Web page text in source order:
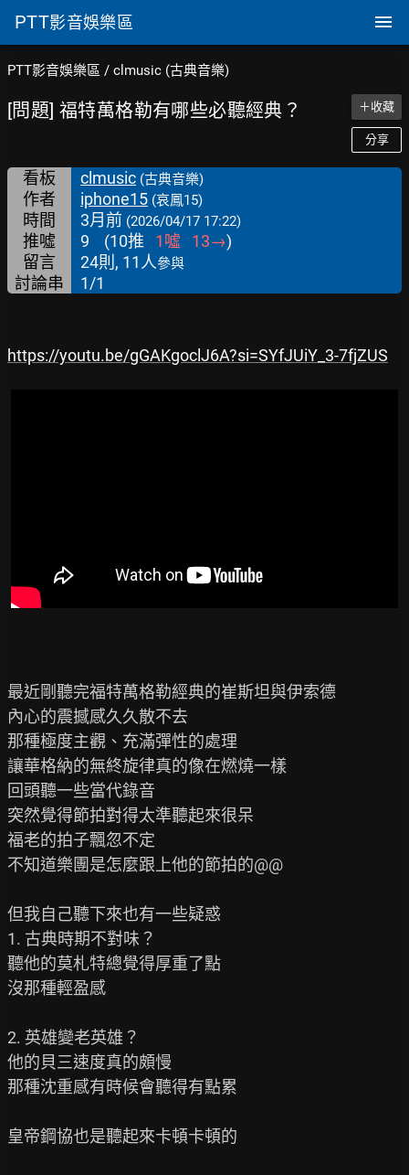
PTT影音娛樂區
PTT影音娛樂區 / clmusic (古典音樂)
[問題] 福特萬格勒有哪些必聽經典？ ＋收藏
分享
看板 clmusic (古典音樂)
作者 iphone15 (哀鳳15)
時間 3月前 (2026/04/17 17:22)
推噓 9 (10推 1噓 13→)
留言
24則, 11人參與
討論串 1/1
https://youtu.be/gGAKgoclJ6A?si=SYfJUiY_3-7fjZUS
最近剛聽完福特萬格勒經典的崔斯坦與伊索德
內心的震撼感久久散不去
那種極度主觀、充滿彈性的處理
讓華格納的無終旋律真的像在燃燒一樣
回頭聽一些當代錄音
突然覺得節拍對得太準聽起來很呆
福老的拍子飄忽不定
不知道樂團是怎麼跟上他的節拍的@@
但我自己聽下來也有一些疑惑
1. 古典時期不對味？
聽他的莫札特總覺得厚重了點
沒那種輕盈感
2. 英雄變老英雄？
他的貝三速度真的頗慢
那種沈重感有時候會聽得有點累
皇帝鋼協也是聽起來卡頓卡頓的